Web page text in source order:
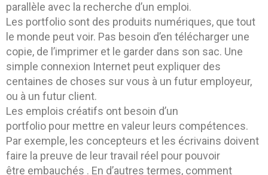
parallèle avec la recherche d’un emploi.
Les portfolio sont des produits numériques, que tout
le monde peut voir. Pas besoin d’en télécharger une
copie, de l’imprimer et le garder dans son sac. Une
simple connexion Internet peut expliquer des
centaines de choses sur vous à un futur employeur,
ou à un futur client.
Les emplois créatifs ont besoin d’un
portfolio pour mettre en valeur leurs compétences.
Par exemple, les concepteurs et les écrivains doivent
faire la preuve de leur travail réel pour pouvoir
être embauchés . En d’autres termes, comment